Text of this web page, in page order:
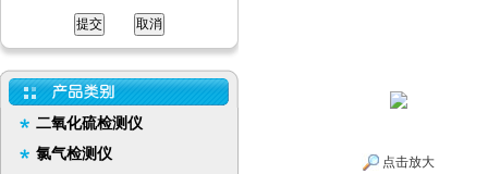
二氧化硫检测仪
氯气检测仪
点击放大